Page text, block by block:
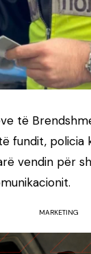
të
fundit, policia
vendin për
MARKETING